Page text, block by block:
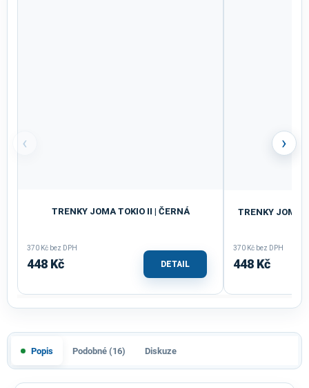
‹
TRENKY JOMA TOKIO II | ČERNÁ
370 Kč bez DPH
448 Kč DETAIL
TRENKY JOMA
370 Kč bez DPH
448 Kč
›
Popis Podobné (16) Diskuze